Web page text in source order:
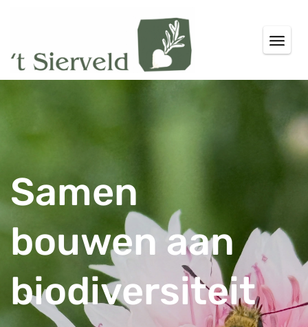
Samen
bouwen aan
biodiversiteit